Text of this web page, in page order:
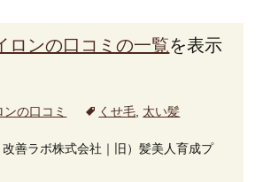
ロンの口コミの一覧を表示
の口コミ くせ毛, 太い髪
善ラボ株式会社｜旧）髪美人育成プ